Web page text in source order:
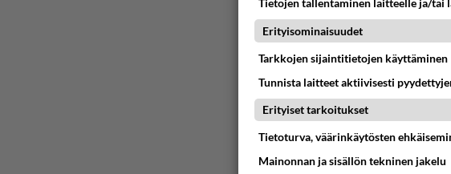
varsinkin Kiinalla on.
löpinät "länsimaisesta
eurojohtajien päät. He
hokemalla noita sanoja
ilman että mitään
Tietojen tallentaminen laitteelle ja/tai
Erityisominaisuudet
Tarkkojen sijaintitietojen käyttäminen
Tunnista laitteet aktiivisesti
Erityiset tarkoitukset
Tietoturva, väärinkäytösten
Mainonnan ja sisällön tekninen jakelu